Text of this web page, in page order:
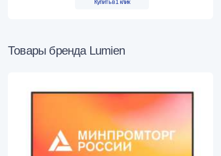
Купить в 1 клик
Товары бренда Lumien